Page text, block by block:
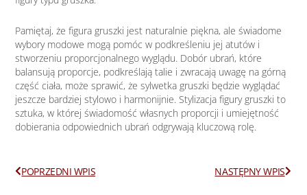
Pamiętaj, że figura gruszki jest naturalnie piękna, ale świadome
wybory modowe mogą pomóc w podkreśleniu jej atutów i
stworzeniu proporcjonalnego wyglądu. Dobór ubrań, które
balansują proporcje, podkreślają talie i zwracają uwagę na górną
część ciała, może sprawić, że sylwetka gruszki będzie wyglądać
jeszcze bardziej stylowo i harmonijnie. Stylizacja figury gruszki to
sztuka, w której świadomość własnych proporcji i umiejętność
dobierania odpowiednich ubrań odgrywają kluczową rolę.
Prev
POPRZEDNI WPIS NASTĘPNY WPISNext